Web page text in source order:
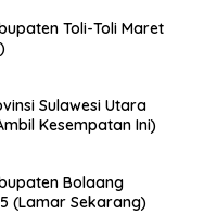
Toli-Toli Maret
Sulawesi Utara
Kesempatan Ini)
Bolaang
(Lamar Sekarang)